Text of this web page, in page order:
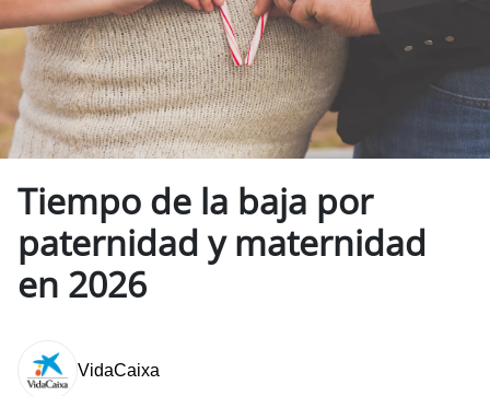
Tiempo de la baja por
paternidad y maternidad
en 2026
VidaCaixa